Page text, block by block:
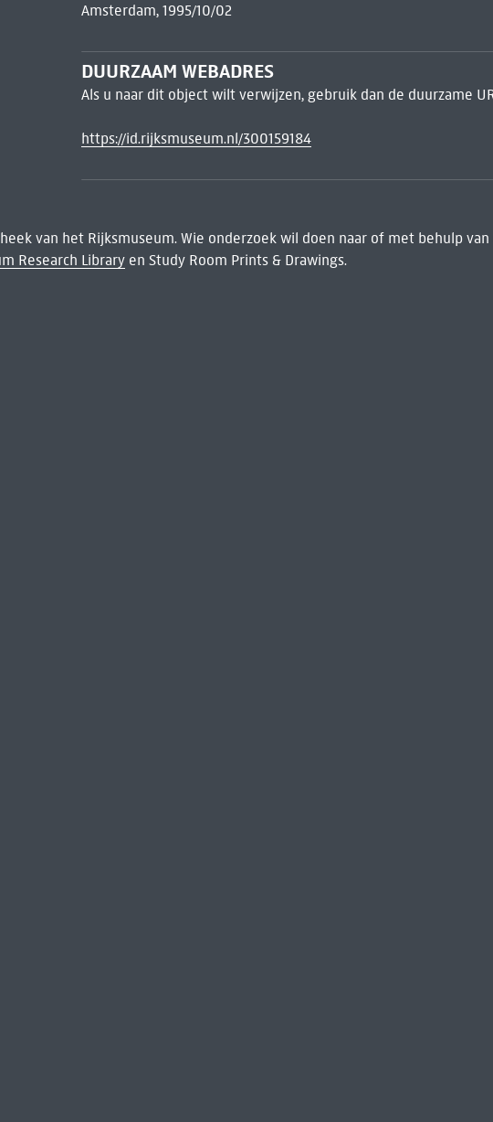
Amsterdam, 1995/10/02
DUURZAAM WEBADRES
Als u naar dit object wilt verwijzen, gebruik dan de duurzame
https://id.rijksmuseum.nl/300159184
van het Rijksmuseum. Wie onderzoek wil doen naar of met behulp
Research Libraryen Study Room Prints & Drawings.